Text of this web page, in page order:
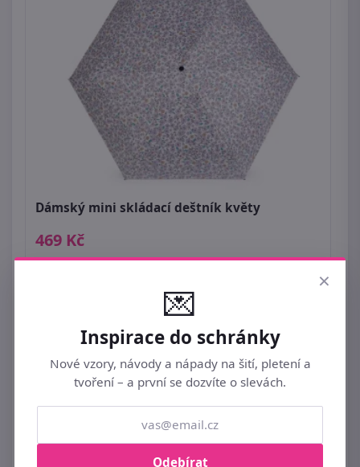
Dámský mini skládací deštník květy
469 Kč
×
💌
Inspirace do schránky
Nové vzory, návody a nápady na šití, pletení a
tvoření – a první se dozvíte o slevách.
Odebírat